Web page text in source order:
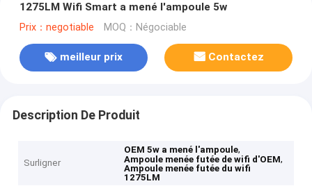
1275LM Wifi Smart a mené l'ampoule 5w
Prix：negotiable MOQ：Négociable
meilleur prix Contactez
Description De Produit
Surligner
OEM 5w a mené l'ampoule,
Ampoule menée futée de wifi d'OEM,
Ampoule menée futée du wifi
1275LM